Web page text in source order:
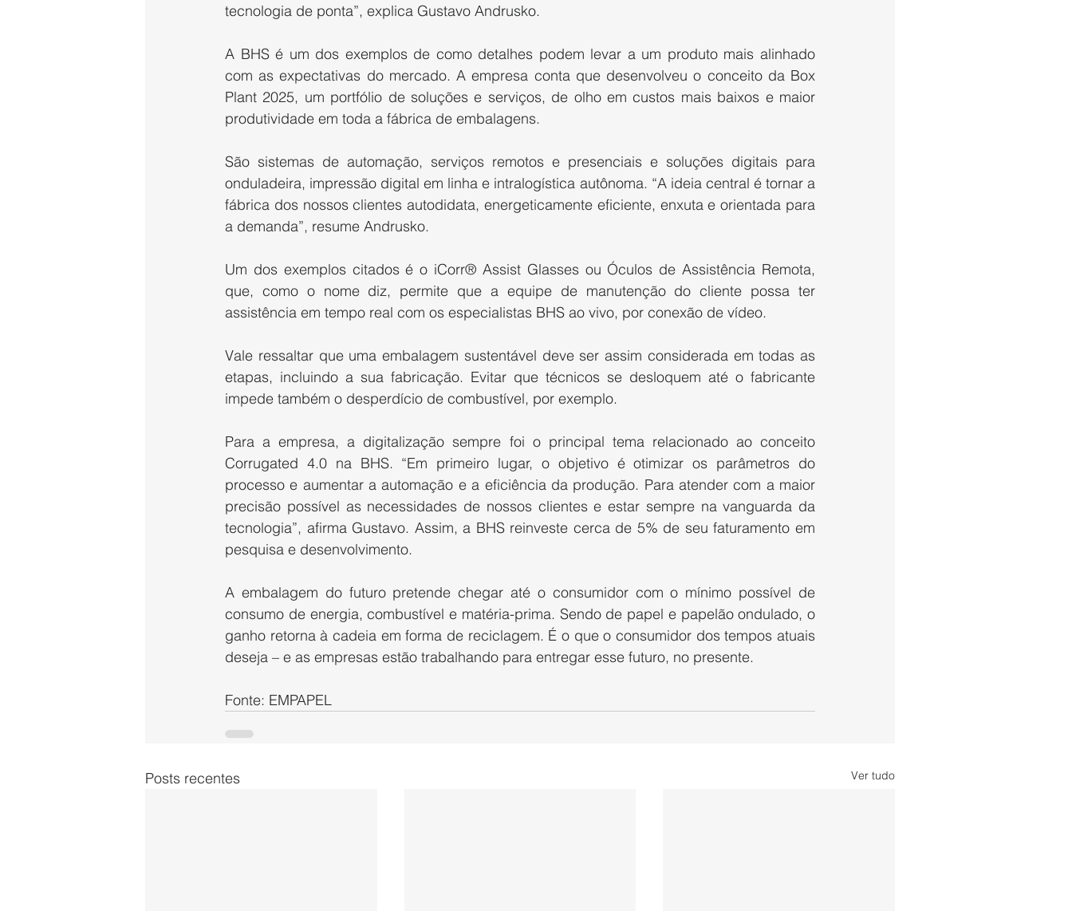
tecnologia de ponta”, explica Gustavo Andrusko.
A BHS é um dos exemplos de como detalhes podem levar a um produto mais alinhado
com as expectativas do mercado. A empresa conta que desenvolveu o conceito da Box
Plant 2025, um portfólio de soluções e serviços, de olho em custos mais baixos e maior
produtividade em toda a fábrica de embalagens.
São sistemas de automação, serviços remotos e presenciais e soluções digitais para
onduladeira, impressão digital em linha e intralogística autônoma. “A ideia central é tornar a
fábrica dos nossos clientes autodidata, energeticamente eficiente, enxuta e orientada para
a demanda”, resume Andrusko.
Um dos exemplos citados é o iCorr® Assist Glasses ou Óculos de Assistência Remota,
que, como o nome diz, permite que a equipe de manutenção do cliente possa ter
assistência em tempo real com os especialistas BHS ao vivo, por conexão de vídeo.
Vale ressaltar que uma embalagem sustentável deve ser assim considerada em todas as
etapas, incluindo a sua fabricação. Evitar que técnicos se desloquem até o fabricante
impede também o desperdício de combustível, por exemplo.
Para a empresa, a digitalização sempre foi o principal tema relacionado ao conceito
Corrugated 4.0 na BHS. “Em primeiro lugar, o objetivo é otimizar os parâmetros do
processo e aumentar a automação e a eficiência da produção. Para atender com a maior
precisão possível as necessidades de nossos clientes e estar sempre na vanguarda da
tecnologia”, afirma Gustavo. Assim, a BHS reinveste cerca de 5% de seu faturamento em
pesquisa e desenvolvimento.
A embalagem do futuro pretende chegar até o consumidor com o mínimo possível de
consumo de energia, combustível e matéria-prima. Sendo de papel e papelão ondulado, o
ganho retorna à cadeia em forma de reciclagem. É o que o consumidor dos tempos atuais
deseja – e as empresas estão trabalhando para entregar esse futuro, no presente.
Fonte: EMPAPEL
Posts recentes Ver tudo